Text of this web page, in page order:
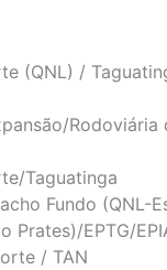
(QNL) /
Taguatinga
Fundo (QNL-
Prates)/EPTG/
/ TAN